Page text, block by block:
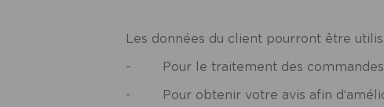
Les données du client pourront être
- Pour le traitement des commandes,
- Pour obtenir votre avis afin